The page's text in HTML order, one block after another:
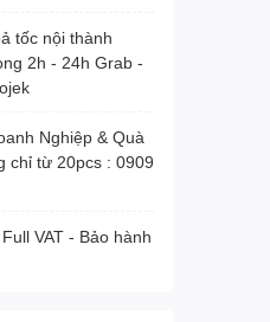
tốc nội thành
2h - 24h Grab -
Nghiệp & Quà
chỉ từ 20pcs : 0909
VAT - Bảo hành